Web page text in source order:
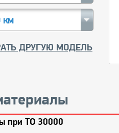
км
ДРУГУЮ МОДЕЛЬ
при ТО 30000